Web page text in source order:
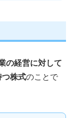
の経営に対して
つ株式のことで